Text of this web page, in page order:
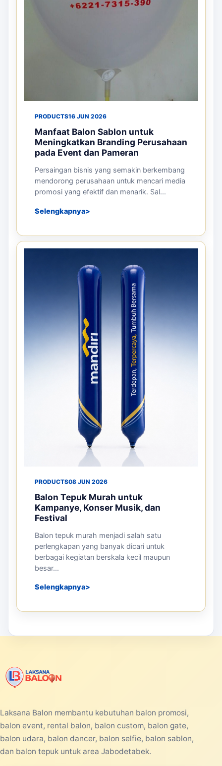
PRODUCTS16 JUN 2026
Manfaat Balon Sablon untuk
Meningkatkan Branding Perusahaan
pada Event dan Pameran
Persaingan bisnis yang semakin berkembang
mendorong perusahaan untuk mencari media
promosi yang efektif dan menarik. Sal...
Selengkapnya
PRODUCTS08 JUN 2026
Balon Tepuk Murah untuk
Kampanye, Konser Musik, dan
Festival
Balon tepuk murah menjadi salah satu
perlengkapan yang banyak dicari untuk
berbagai kegiatan berskala kecil maupun
besar...
Selengkapnya
Laksana Balon membantu kebutuhan balon promosi,
balon event, rental balon, balon custom, balon gate,
balon udara, balon dancer, balon selfie, balon sablon,
dan balon tepuk untuk area Jabodetabek.